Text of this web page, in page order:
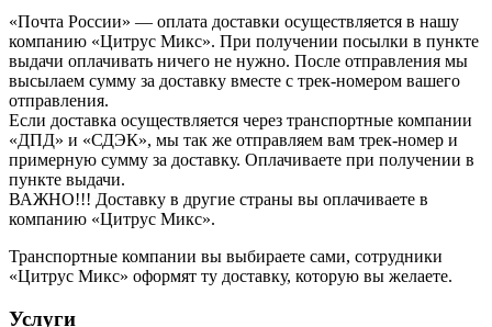
«Почта России» — оплата доставки осуществляется в нашу
компанию «Цитрус Микс». При получении посылки в пункте
выдачи оплачивать ничего не нужно. После отправления мы
высылаем сумму за доставку вместе с трек-номером вашего
отправления.
Если доставка осуществляется через транспортные компании
«ДПД» и «СДЭК», мы так же отправляем вам трек-номер и
примерную сумму за доставку. Оплачиваете при получении в
пункте выдачи.
ВАЖНО!!! Доставку в другие страны вы оплачиваете в
компанию «Цитрус Микс».
Транспортные компании вы выбираете сами, сотрудники
«Цитрус Микс» оформят ту доставку, которую вы желаете.
Услуги